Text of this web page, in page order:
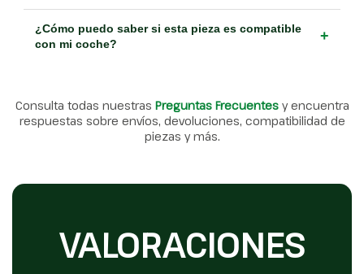
¿Cómo puedo saber si esta pieza es compatible
con mi coche?
+
Consulta todas nuestras Preguntas Frecuentes y encuentra
respuestas sobre envíos, devoluciones, compatibilidad de
piezas y más.
VALORACIONES